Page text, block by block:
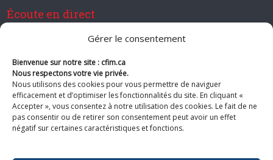
Gérer le consentement
Bienvenue sur notre site : cfim.ca
Nous respectons votre vie privée.
Nous utilisons des cookies pour vous permettre de naviguer
efficacement et d’optimiser les fonctionnalités du site. En cliquant «
Accepter », vous consentez à notre utilisation des cookies. Le fait de ne
pas consentir ou de retirer son consentement peut avoir un effet
négatif sur certaines caractéristiques et fonctions.
Écoute en direct
Devenir membre de CFIM
Suivez-nous